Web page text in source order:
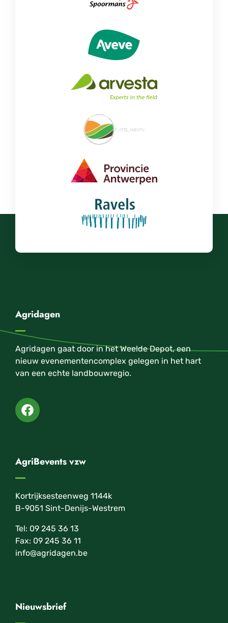
Agridagen
Agridagen gaat door in het Weelde Depot, een
nieuw evenementencomplex gelegen in het hart
van een echte landbouwregio.
AgriBevents vzw
Kortrijksesteenweg 1144k
B-9051 Sint-Denijs-Westrem
Tel: 09 245 36 13
Fax: 09 245 36 11
info@agridagen.be
Nieuwsbrief